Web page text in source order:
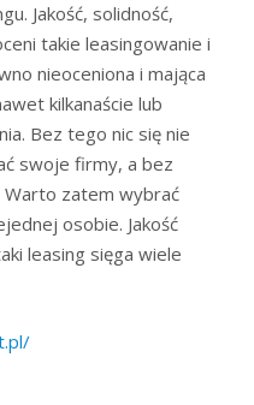
Jakość, solidność,
takie leasingowanie i
nieoceniona i mająca
kilkanaście lub
Bez tego nic się nie
swoje firmy, a bez
Warto zatem wybrać
osobie. Jakość
leasing sięga wiele